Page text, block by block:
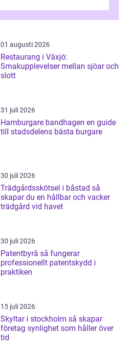
01 augusti 2026
Restaurang i Växjö:
Smakupplevelser mellan sjöar och
slott
31 juli 2026
Hamburgare bandhagen en guide
till stadsdelens bästa burgare
30 juli 2026
Trädgårdsskötsel i båstad så
skapar du en hållbar och vacker
trädgård vid havet
30 juli 2026
Patentbyrå så fungerar
professionellt patentskydd i
praktiken
15 juli 2026
Skyltar i stockholm så skapar
företag synlighet som håller över
tid